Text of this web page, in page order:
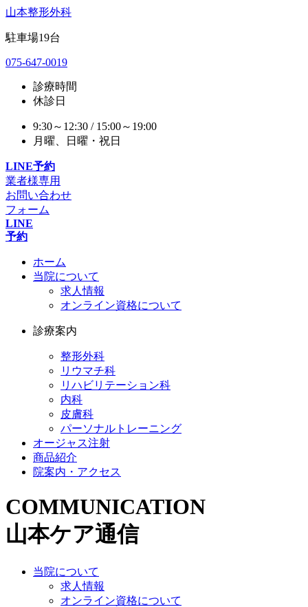
山本整形外科
駐車場19台
075-647-0019
診療時間
休診日
9:30～12:30 / 15:00～19:00
月曜、日曜・祝日
LINE予約
業者様専用
お問い合わせ
フォーム
LINE
予約
ホーム
当院について
求人情報
オンライン資格について
診療案内
整形外科
リウマチ科
リハビリテーション科
内科
皮膚科
パーソナルトレーニング
オージャス注射
商品紹介
院案内・アクセス
COMMUNICATION
山本ケア通信
当院について
求人情報
オンライン資格について